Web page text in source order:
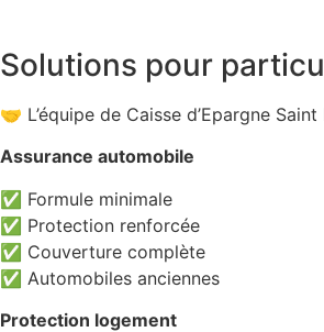
Solutions pour
🤝 L’équipe de Caisse d’Epargne
Assurance automobile
✅ Formule minimale
✅ Protection renforcée
✅ Couverture complète
✅ Automobiles anciennes
Protection logement